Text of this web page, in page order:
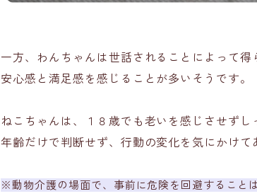
一方、わんちゃんは世話されることによって
安心感と満足感を感じることが多いそうです。
ねこちゃんは、１８歳でも老いを感じさせず
年齢だけで判断せず、行動の変化を気にかけて
※動物介護の場面で、事前に危険を回避すること